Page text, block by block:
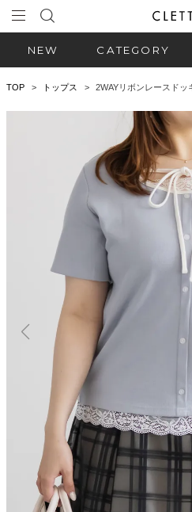
NEW CATEGORY
TOP トップス 2WAYリボンレースドッ